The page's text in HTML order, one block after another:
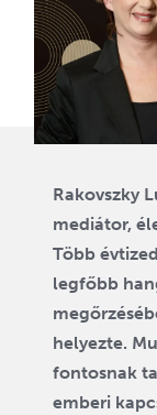
Rakovszky
mediátor,
Több
legfőbb
helyezte.
fontosnak
emberi